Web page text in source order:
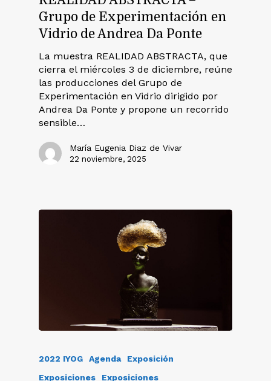
Grupo de Experimentación en
Vidrio de Andrea Da Ponte
La muestra REALIDAD ABSTRACTA, que
cierra el miércoles 3 de diciembre, reúne
las producciones del Grupo de
Experimentación en Vidrio dirigido por
Andrea Da Ponte y propone un recorrido
sensible…
María Eugenia Diaz de Vivar
22 noviembre, 2025
2022 IYOG Agenda
Exposición
Exposiciones
Exposiciones